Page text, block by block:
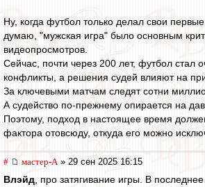
Ну, когда футбол только делал свои
думаю, "мужская игра" было основным
видеопросмотров.
Сейчас, почти через 200 лет, футбол стал
конфликты, а решения судей влияют на
За ключевыми матчам следят сотни
А судейство по-прежнему опирается на
Поэтому, подход в настоящее время
фактора отовсюду, откуда его можно
# мастер-А » 29 сен 2025 16:15
Влэйд, про затягивание игры. В